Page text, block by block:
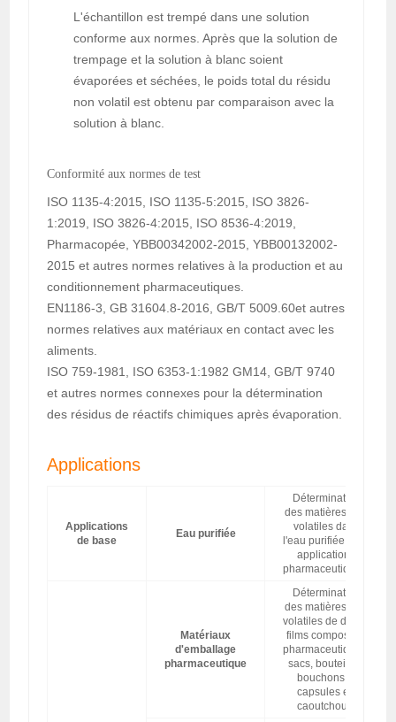
L'échantillon est trempé dans une solution
conforme aux normes. Après que la solution de
trempage et la solution à blanc soient
évaporées et séchées, le poids total du résidu
non volatil est obtenu par comparaison avec la
solution à blanc.
Conformité aux normes de test
ISO 1135-4:2015, ISO 1135-5:2015, ISO 3826-
1:2019, ISO 3826-4:2015, ISO 8536-4:2019,
Pharmacopée, YBB00342002-2015, YBB00132002-
2015 et autres normes relatives à la production et au
conditionnement pharmaceutiques.
EN1186-3, GB 31604.8-2016, GB/T 5009.60et autres
normes relatives aux matériaux en contact avec les
aliments.
ISO 759-1981, ISO 6353-1:1982 GM14, GB/T 9740
et autres normes connexes pour la détermination
des résidus de réactifs chimiques après évaporation.
Applications
Applications
de base
Eau purifiée
Détermination
des matières non
volatiles dans
l'eau purifiée pour
applications
pharmaceutiques.
Matériaux
d'emballage
pharmaceutique
Détermination
des matières non
volatiles de divers
films composites
pharmaceutiques,
sacs, bouteilles,
bouchons et
capsules en
caoutchouc.